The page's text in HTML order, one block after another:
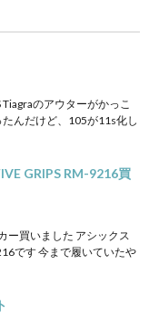
のアウターがかっこ
んだけど、105が11s化し
GRIPS RM-9216買
ー買いました アシックス
です 今まで履いていたや